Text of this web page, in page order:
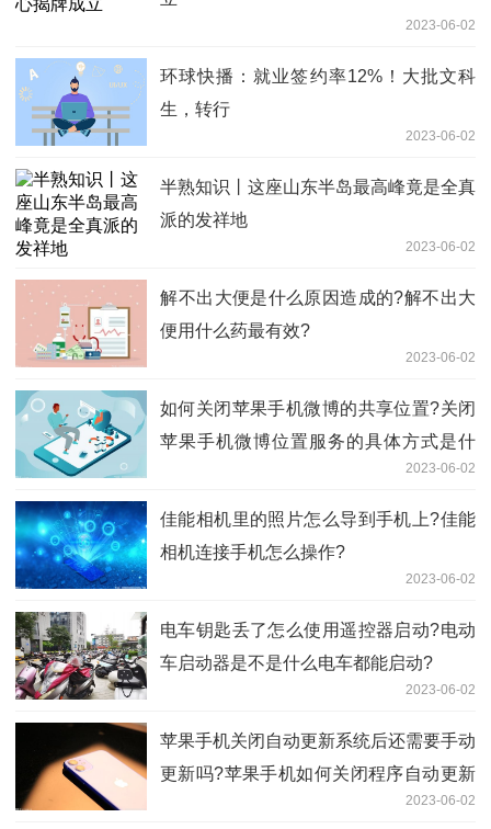
2023-06-02
环球快播：就业签约率12%！大批文科
生，转行
2023-06-02
半熟知识丨这座山东半岛最高峰竟是全真
派的发祥地
2023-06-02
​解不出大便是什么原因造成的?解不出大
便用什么药最有效?
2023-06-02
如何关闭苹果手机微博的共享位置?关闭
苹果手机微博位置服务的具体方式是什
2023-06-02
佳能相机里的照片怎么导到手机上?佳能
相机连接手机怎么操作?
2023-06-02
电车钥匙丢了怎么使用遥控器启动?电动
车启动器是不是什么电车都能启动?
2023-06-02
苹果手机关闭自动更新系统后还需要手动
更新吗?苹果手机如何关闭程序自动更新
2023-06-02